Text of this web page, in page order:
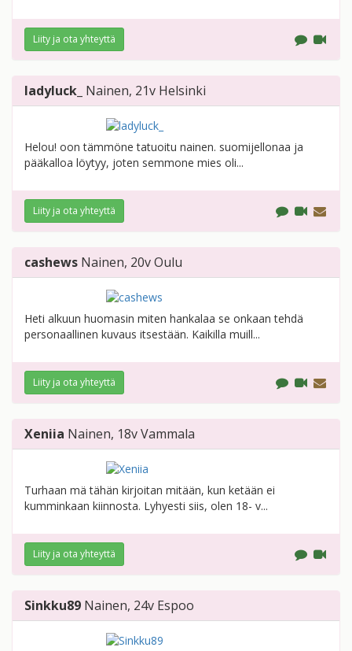
Liity ja ota yhteyttä
ladyluck_ Nainen, 21v Helsinki
Helou! oon tämmöne tatuoitu nainen. suomijellonaa ja
pääkalloa löytyy, joten semmone mies oli...
Liity ja ota yhteyttä
cashews Nainen, 20vOulu
Heti alkuun huomasin miten hankalaa se onkaan tehdä
personaallinen kuvaus itsestään. Kaikilla muill...
Liity ja ota yhteyttä
Xeniia Nainen, 18vVammala
Turhaan mä tähän kirjoitan mitään, kun ketään ei
kumminkaan kiinnosta. Lyhyesti siis, olen 18- v...
Liity ja ota yhteyttä
Sinkku89 Nainen, 24v Espoo